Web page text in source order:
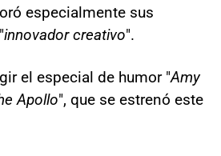
especialmente sus
innovador creativo".
el especial de humor "Amy
Apollo", que se estrenó este